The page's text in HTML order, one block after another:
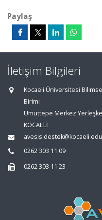
Paylaş
İletişim Bilgileri
Kocaeli Üniversitesi
Birimi
Umuttepe Merkez
KOCAELİ
0262 303 11 09
0262 303 11 23